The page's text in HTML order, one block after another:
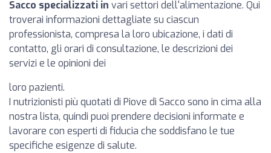
Sacco specializzati in vari settori dell'alimentazione. Qui
troverai informazioni dettagliate su ciascun
professionista, compresa la loro ubicazione, i dati di
contatto, gli orari di consultazione, le descrizioni dei
servizi e le opinioni dei
loro pazienti.
I nutrizionisti più quotati di Piove di Sacco sono in cima alla
nostra lista, quindi puoi prendere decisioni informate e
lavorare con esperti di fiducia che soddisfano le tue
specifiche esigenze di salute.